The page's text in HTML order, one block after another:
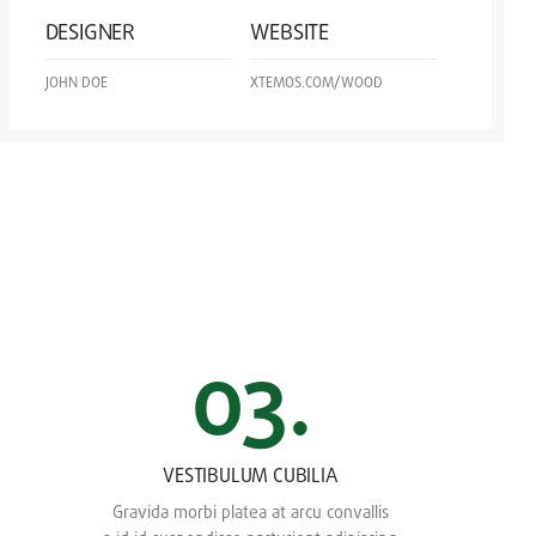
DESIGNER
JOHN DOE
WEBSITE
XTEMOS.COM/WOOD
03.
VESTIBULUM CUBILIA
Gravida morbi platea at arcu convallis